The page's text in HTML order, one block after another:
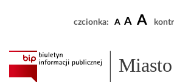
czcionka: A A A